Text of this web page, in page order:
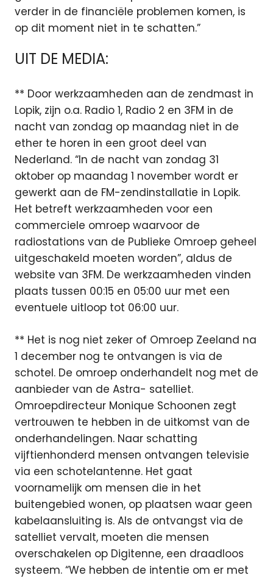
verder in de financiële problemen komen, is
op dit moment niet in te schatten.”
UIT DE MEDIA:
** Door werkzaamheden aan de zendmast in
Lopik, zijn o.a. Radio 1, Radio 2 en 3FM in de
nacht van zondag op maandag niet in de
ether te horen in een groot deel van
Nederland. “In de nacht van zondag 31
oktober op maandag 1 november wordt er
gewerkt aan de FM-zendinstallatie in Lopik.
Het betreft werkzaamheden voor een
commerciele omroep waarvoor de
radiostations van de Publieke Omroep geheel
uitgeschakeld moeten worden”, aldus de
website van 3FM. De werkzaamheden vinden
plaats tussen 00:15 en 05:00 uur met een
eventuele uitloop tot 06:00 uur.
** Het is nog niet zeker of Omroep Zeeland na
1 december nog te ontvangen is via de
schotel. De omroep onderhandelt nog met de
aanbieder van de Astra- satelliet.
Omroepdirecteur Monique Schoonen zegt
vertrouwen te hebben in de uitkomst van de
onderhandelingen. Naar schatting
vijftienhonderd mensen ontvangen televisie
via een schotelantenne. Het gaat
voornamelijk om mensen die in het
buitengebied wonen, op plaatsen waar geen
kabelaansluiting is. Als de ontvangst via de
satelliet vervalt, moeten die mensen
overschakelen op Digitenne, een draadloos
systeem. “We hebben de intentie om er met